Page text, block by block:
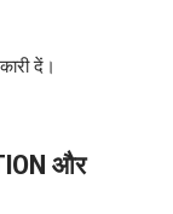
दें।
और